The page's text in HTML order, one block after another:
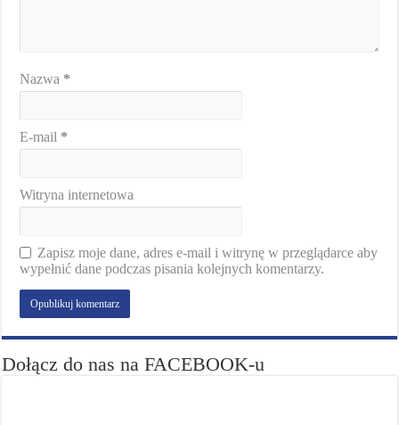
Nazwa *
E-mail *
Witryna internetowa
Zapisz moje dane, adres e-mail i witrynę w przeglądarce aby
wypełnić dane podczas pisania kolejnych komentarzy.
Dołącz do nas na FACEBOOK-u